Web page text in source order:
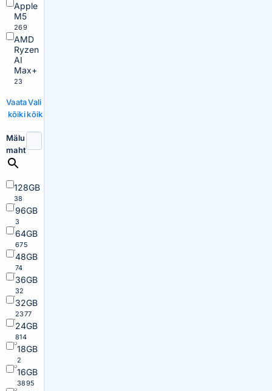
Apple
M5
269
AMD
Ryzen
AI
Max+
23
Vaata
kõiki
Vali
kõik
Mälu
maht
128GB
38
96GB
3
64GB
675
48GB
74
36GB
32
32GB
2377
24GB
814
18GB
2
16GB
3895